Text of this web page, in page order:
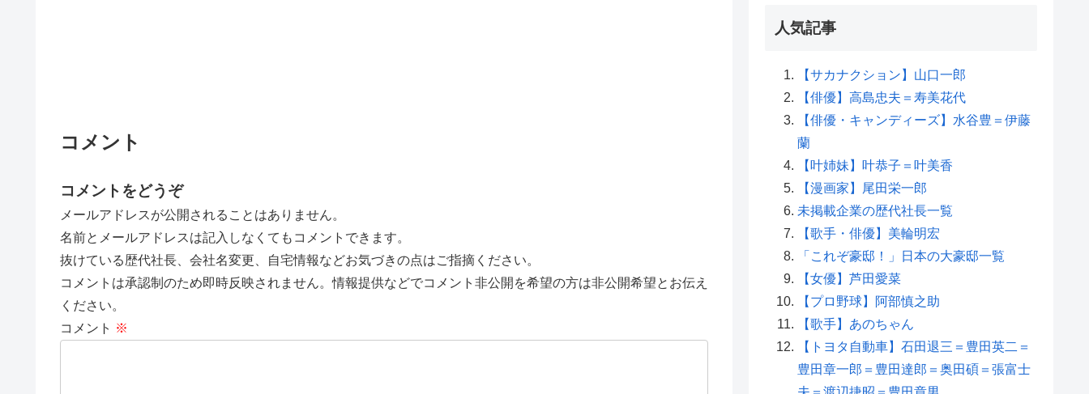
コメント
コメントをどうぞ
メールアドレスが公開されることはありません。
名前とメールアドレスは記入しなくてもコメントできます。
抜けている歴代社長、会社名変更、自宅情報などお気づきの点はご指摘ください。
コメントは承認制のため即時反映されません。情報提供などでコメント非公開を希望の方は非公開希望とお伝え
ください。
コメント ※
人気記事
【サカナクション】山口一郎
【俳優】高島忠夫＝寿美花代
【俳優・キャンディーズ】水谷豊＝伊藤
蘭
【叶姉妹】叶恭子＝叶美香
【漫画家】尾田栄一郎
未掲載企業の歴代社長一覧
【歌手・俳優】美輪明宏
「これぞ豪邸！」日本の大豪邸一覧
【女優】芦田愛菜
【プロ野球】阿部慎之助
【歌手】あのちゃん
【トヨタ自動車】石田退三＝豊田英二＝
豊田章一郎＝豊田達郎＝奥田碩＝張富士